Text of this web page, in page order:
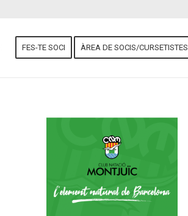
FES-TE SOCI ÀREA DE SOCIS/CURSETISTES